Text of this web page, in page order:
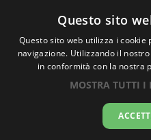
Ora
Questo sito
Questo sito web utilizza i
navigazione. Utilizzando il
in conformità con la nostra
MOSTRA TUTTI I